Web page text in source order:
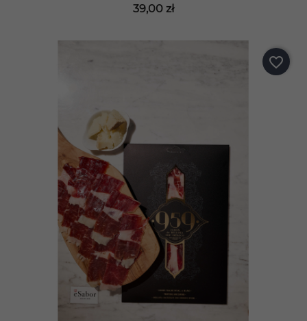
39,00 zł
favorite_border